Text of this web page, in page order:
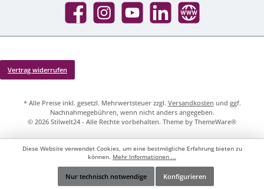
Facebook InstagramYouTube LinkedIn Website
Vertrag widerrufen
* Alle Preise inkl. gesetzl. Mehrwertsteuer zzgl. Versandkosten und ggf.
Nachnahmegebühren, wenn nicht anders angegeben.
© 2026 Stilwelt24 - Alle Rechte vorbehalten. Theme by ThemeWare®
Diese Website verwendet Cookies, um eine bestmögliche Erfahrung bieten zu
können. Mehr Informationen ...
Nur technisch notwendige Konfigurieren